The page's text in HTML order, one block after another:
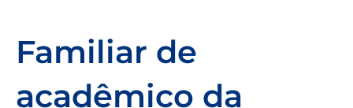
Familiar de
acadêmico da